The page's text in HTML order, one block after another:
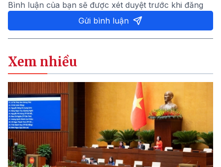
Bình luận của bạn sẽ được xét duyệt trước khi đăng
Gửi bình luận
Xem nhiều